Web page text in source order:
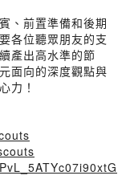
、前置準備和後期
各位聽眾朋友的支
產出高水準的節
面向的深度觀點與
力！